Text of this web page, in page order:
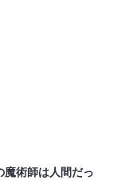
魔術師は人間だっ